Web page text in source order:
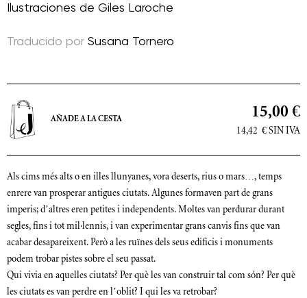
Ilustraciones de Giles Laroche
Traducido por Susana Tornero
15,00 €
14,42 € SIN IVA
AÑADE A LA CESTA
Als cims més alts o en illes llunyanes, vora deserts, rius o mars…, temps
enrere van prosperar antigues ciutats. Algunes formaven part de grans
imperis; d’altres eren petites i independents. Moltes van perdurar durant
segles, fins i tot mil·lennis, i van experimentar grans canvis fins que van
acabar desapareixent. Però a les ruïnes dels seus edificis i monuments
podem trobar pistes sobre el seu passat.
Qui vivia en aquelles ciutats? Per què les van construir tal com són? Per què
les ciutats es van perdre en l’oblit? I qui les va retrobar?